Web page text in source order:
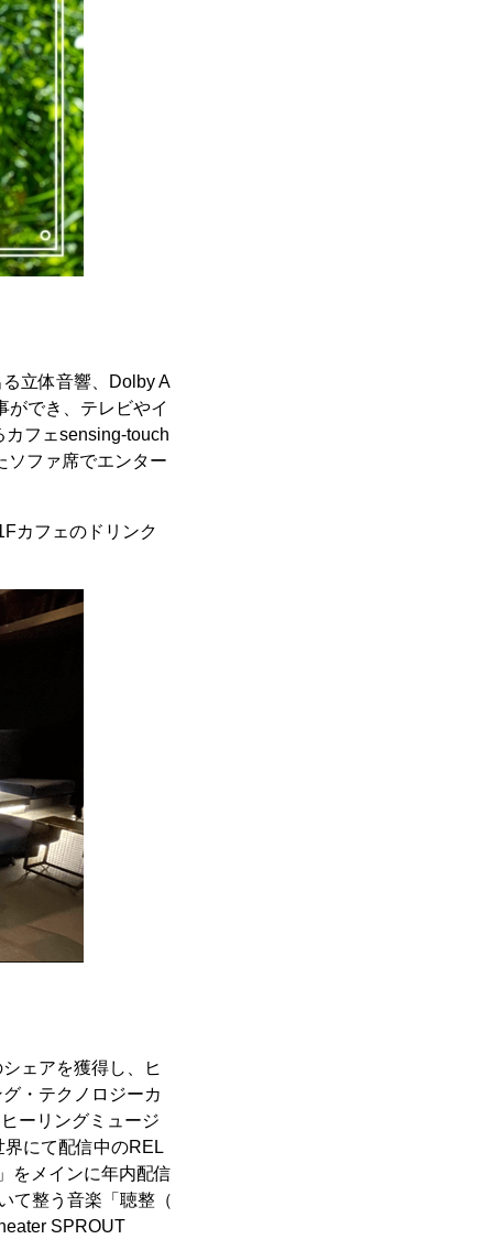
立体音響、Dolby A
ができ、テレビやイ
フェsensing-touch
ソファ席でエンター
カフェのドリンク
ェアを獲得し、ヒ
・テクノロジーカ
ーリングミュージ
にて配信中のREL
をメインに年内配信
て整う音楽「聴整（
SPROUT